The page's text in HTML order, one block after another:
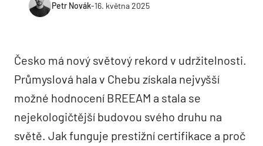
Petr Novák-16. května 2025
Česko má nový světový rekord v udržitelnosti.
Průmyslová hala v Chebu získala nejvyšší
možné hodnocení BREEAM a stala se
nejekologičtější budovou svého druhu na
světě. Jak funguje prestižní certifikace a proč